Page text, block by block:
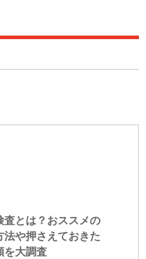
査とは？おススメの
法や押さえておきた
を大調査